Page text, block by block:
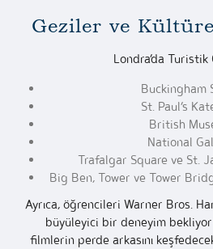
Geziler ve
Londra’da Turistik
Buckingham
St. Paul’s
British
National
Trafalgar Square ve St.
Big Ben, Tower ve Tower
Ayrıca, öğrencileri Warner Bros.
büyüleyici bir deneyim
filmlerin perde arkasını